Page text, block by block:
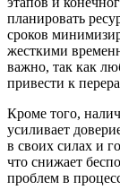
планировать
сроков
жесткими
важно, так как
привести к
Кроме того,
усиливает
в своих силах и
что снижает
проблем в